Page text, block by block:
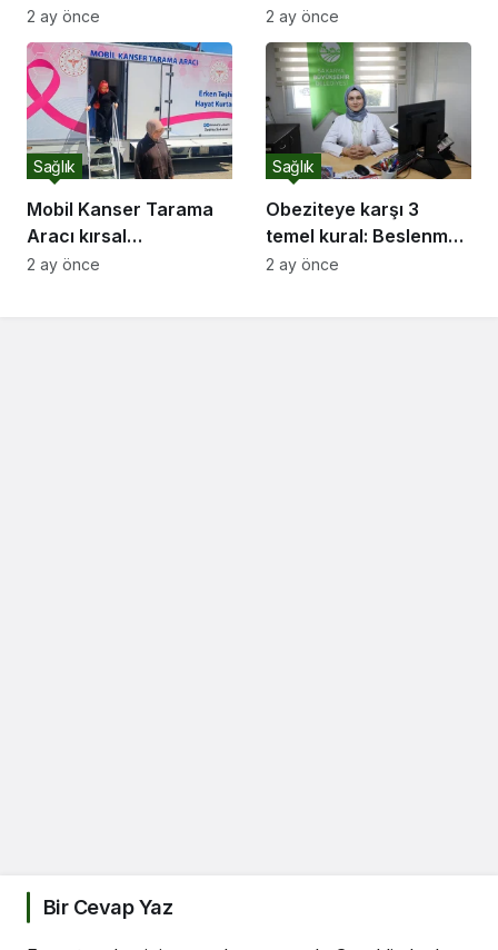
Akkar’a ziyaret
2 ay önce
hastalarını ağırlıyor
2 ay önce
Mobil Kanser Tarama
Aracı kırsal
mahallelerde ücretsiz
Sağlık
2 ay önce
Obeziteye karşı 3
temel kural: Beslenme,
hareket ve uyku
Sağlık
2 ay önce
Bir Cevap Yaz